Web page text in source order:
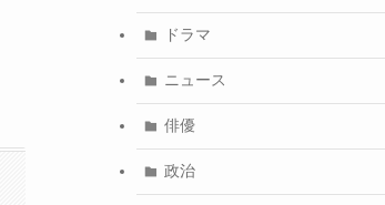
ドラマ
ニュース
俳優
政治